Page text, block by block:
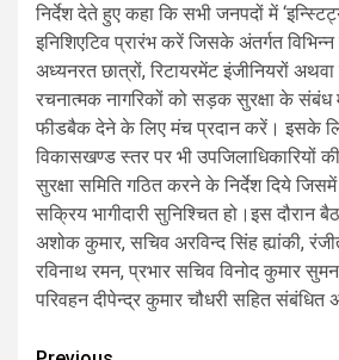
निर्देश देते हुए कहा कि सभी जनपदों में
इनिशिएटिव प्रारंभ करें जिसके अंतर्गत
अध्यनरत छात्रों, रिटायरमेंट इंजीनियरों
रचनात्मक नागरिकों को सड़क सुरक्षा के
फीडबैक देने के लिए मंच प्रदान करें। इसके
विकासखण्ड स्तर पर भी उपजिलाधिकारियों
सुरक्षा समिति गठित करने के निर्देश दिये
सक्रिय भागीदारी सुनिश्चित हो।इस दौरान
अशोक कुमार, सचिव अरविन्द सिंह ह्यांकी,
रविनाथ रमन, प्रभार सचिव विनोद कुमार
परिवहन दीपेन्द्र कुमार चौधरी सहित संबंधित